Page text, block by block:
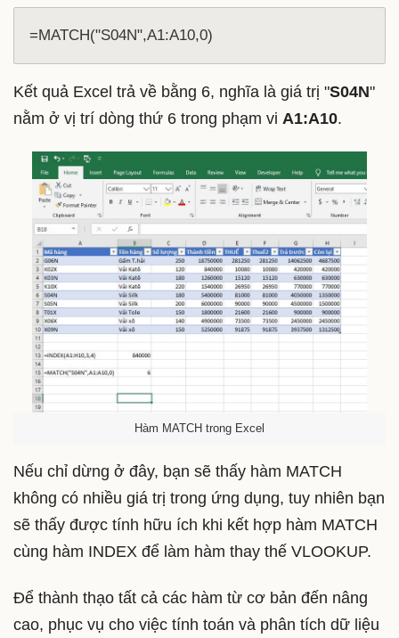
=MATCH("S04N",A1:A10,0)
Kết quả Excel trả về bằng 6, nghĩa là giá trị "S04N"
nằm ở vị trí dòng thứ 6 trong phạm vi A1:A10.
Hàm MATCH trong Excel
Nếu chỉ dừng ở đây, bạn sẽ thấy hàm MATCH
không có nhiều giá trị trong ứng dụng, tuy nhiên bạn
sẽ thấy được tính hữu ích khi kết hợp hàm MATCH
cùng hàm INDEX để làm hàm thay thế VLOOKUP.
Để thành thạo tất cả các hàm từ cơ bản đến nâng
cao, phục vụ cho việc tính toán và phân tích dữ liệu